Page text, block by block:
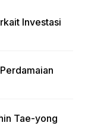
Investasi
Tae-yong